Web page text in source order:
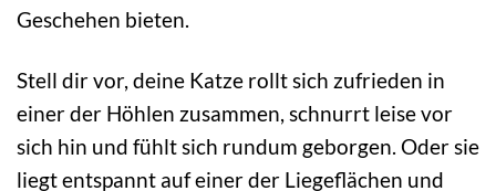
Geschehen bieten.
Stell dir vor, deine Katze rollt sich zufrieden in
einer der Höhlen zusammen, schnurrt leise vor
sich hin und fühlt sich rundum geborgen. Oder sie
liegt entspannt auf einer der Liegeflächen und